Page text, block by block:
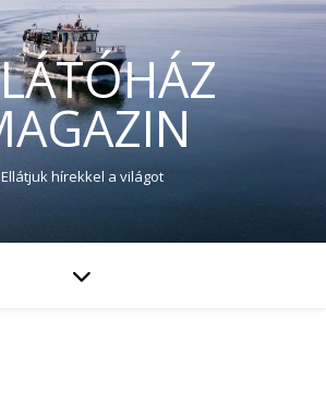
Ellátjuk hírekkel a világot